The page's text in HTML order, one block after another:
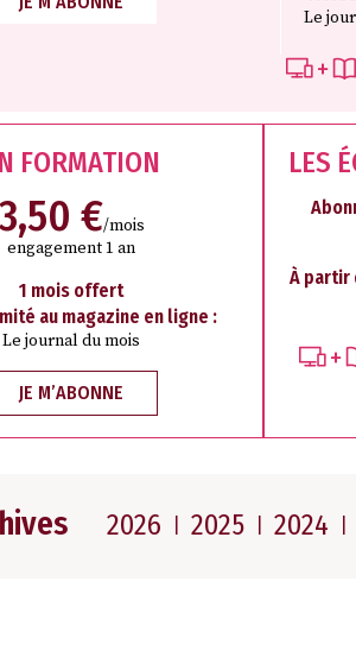
Le
FORMATION
3,50 €/mois
engagement 1 an
1 mois offert
au magazine en ligne :
Le journal du mois
JE M’ABONNE
LES
À partir
2026 2025 2024